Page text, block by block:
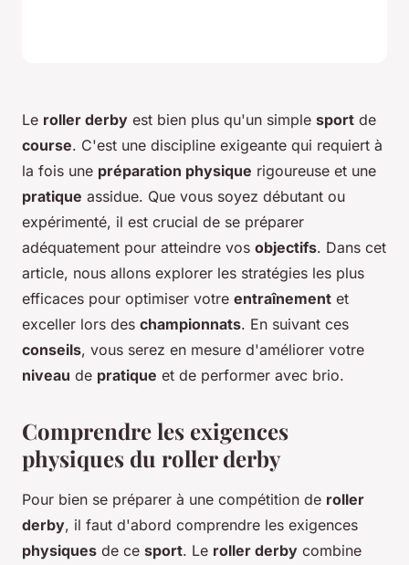
Le roller derby est bien plus qu'un simple sport de
course. C'est une discipline exigeante qui requiert à
la fois une préparation physique rigoureuse et une
pratique assidue. Que vous soyez débutant ou
expérimenté, il est crucial de se préparer
adéquatement pour atteindre vos objectifs. Dans cet
article, nous allons explorer les stratégies les plus
efficaces pour optimiser votre entraînement et
exceller lors des championnats. En suivant ces
conseils, vous serez en mesure d'améliorer votre
niveau de pratique et de performer avec brio.
Comprendre les exigences
physiques du roller derby
Pour bien se préparer à une compétition de roller
derby, il faut d'abord comprendre les exigences
physiques de ce sport. Le roller derby combine